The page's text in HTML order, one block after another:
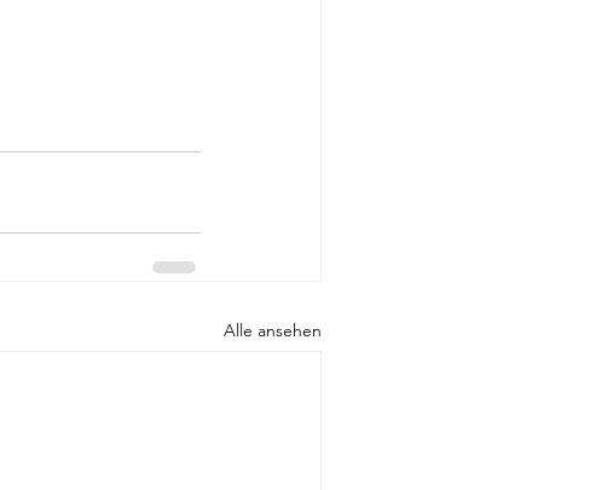
Alle ansehen